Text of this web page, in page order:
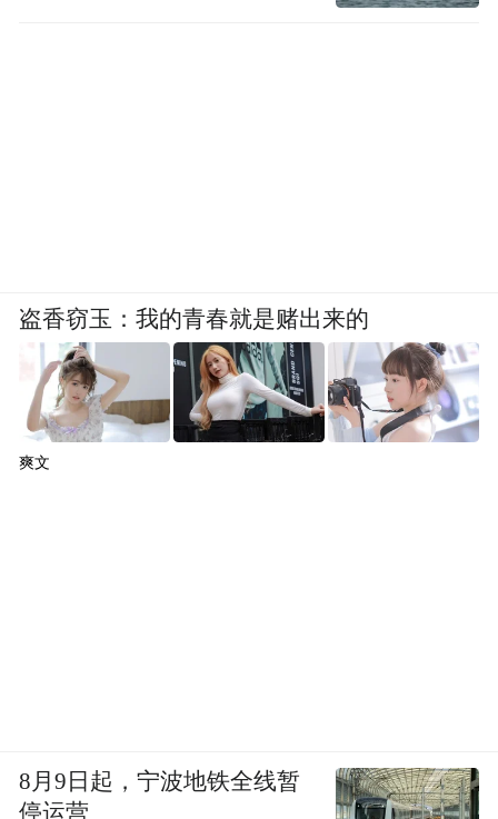
盗香窃玉：我的青春就是赌出来的
爽文
8月9日起，宁波地铁全线暂
停运营